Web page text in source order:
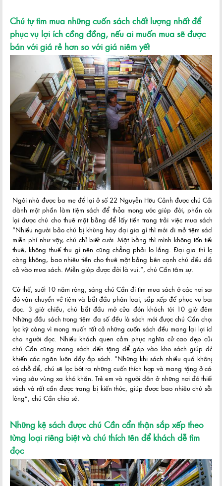
Chú tự tìm mua những cuốn sách chất lượng nhất để
phục vụ lợi ích cồng đồng, nếu ai muốn mua sẽ được
bán với giá rẻ hơn so với giá niêm yết
Ngôi nhà được ba mẹ để lại ở số 22 Nguyễn Hữu Cảnh được chú Cần
dành một phần làm tiệm sách để thỏa mong ước giúp đời, phần còn
lại được chú cho thuê mặt bằng để lấy tiền trang trải việc mua sách.
“Nhiều người bảo chú bị khùng hay đại gia gì thì mới đi mở tiệm sách
miễn phí như vậy, chú chỉ biết cười. Mặt bằng thì mình không tốn tiền
thuê, không thuế thu gì nên cũng chẳng phải lo lắng. Đại gia thì lại
càng không, bao nhiêu tiền cho thuê mặt bằng bên cạnh chú đều dồn
cả vào mua sách. Miễn giúp được đời là vui.“, chú Cần tâm sự.
Cứ thế, suốt 10 năm ròng, sáng chú Cần đi tìm mua sách ở các nơi sau
đó vận chuyển về tiệm và bắt đầu phân loại, sắp xếp để phục vụ bạn
đọc. 3 giờ chiều, chú bắt đầu mở cửa đón khách tới 10 giờ đêm.
Những đầu sách trong tiệm đa số đều là sách mới được chú Cần chọn
lọc kỹ càng vì mong muốn tất cả những cuốn sách đều mang lại lợi ích
cho người đọc. Nhiều khách quen cảm phục nghĩa cử cao đẹp của
chú Cần cũng mang sách đến tặng để góp vào kho sách giúp đời
khiến các ngăn luôn đầy ắp sách. “Những khi sách nhiều quá không
có chỗ để, chú sẽ lọc bớt ra những cuốn thích hợp và mang tặng ở các
vùng sâu vùng xa khó khăn. Trẻ em và người dân ở những nơi đó thiếu
sách và rất cần được trang bị kiến thức, giúp được bao nhiêu chú sẵn
lòng“, chú Cần chia sẻ.
Những kệ sách được chú Cần cẩn thận sắp xếp theo
từng loại riêng biệt và chú thích tên để khách dễ tìm
đọc